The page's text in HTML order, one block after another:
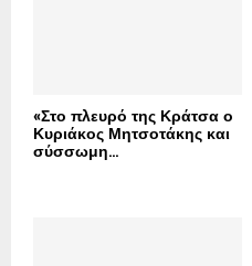
«Στο πλευρό της Κράτσα ο
Κυριάκος Μητσοτάκης και
σύσσωμη...